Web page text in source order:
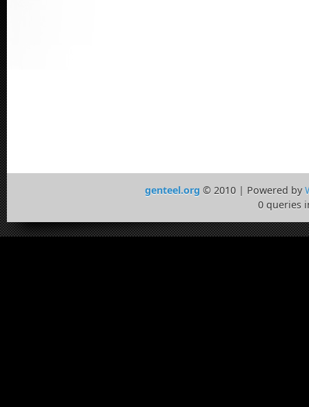
genteel.org © 2010 | Powered by
0 queries